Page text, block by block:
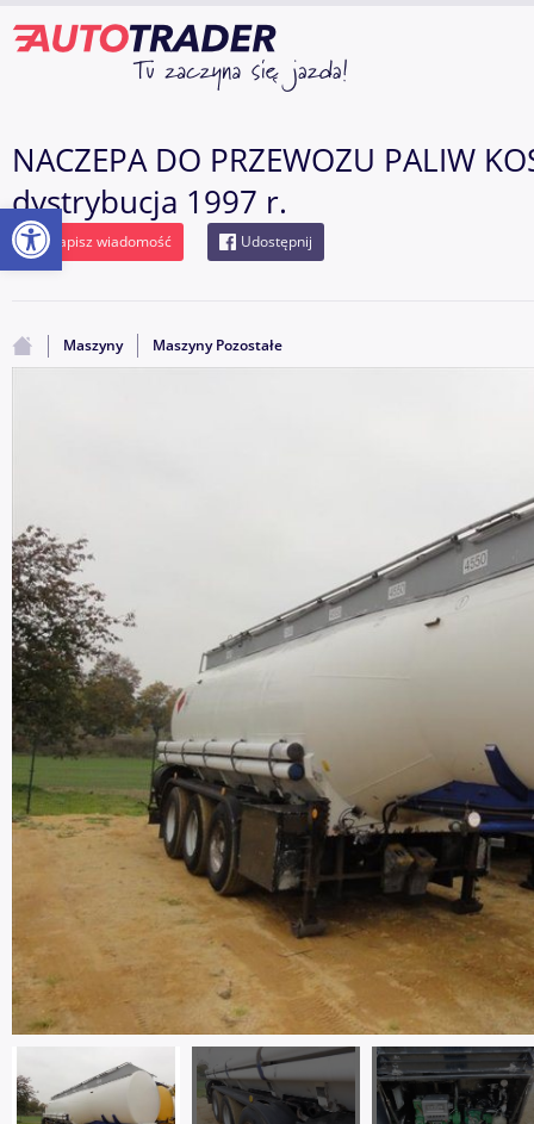
NACZEPA DO PRZEWOZU PALIW
dystrybucja 1997 r.
Napisz wiadomość Udostępnij
Maszyny Maszyny Pozostałe
Otwórz pasek narzędzi